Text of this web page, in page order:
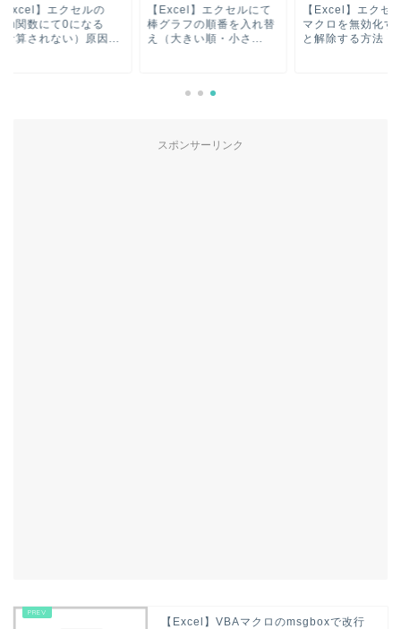
】エクセルの
関数にて0になる
算されない）原因...
【Excel】エクセルにて
棒グラフの順番を入れ替
え（大きい順・小さ...
【Excel】エクセル
マクロを無効化する
と解除する方法【無
スポンサーリンク
【Excel】VBAマクロのmsgboxで改行